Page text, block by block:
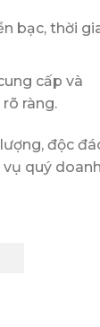
bạc, thời
cấp và
ràng.
độc
quý doanh